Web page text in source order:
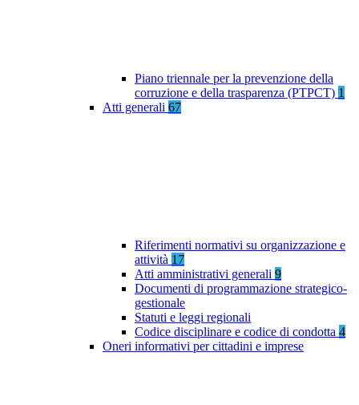
Piano triennale per la prevenzione della
corruzione e della trasparenza (PTPCT) 1
Atti generali 67
Riferimenti normativi su organizzazione e
attività 17
Atti amministrativi generali 9
Documenti di programmazione strategico-
gestionale
Statuti e leggi regionali
Codice disciplinare e codice di condotta 4
Oneri informativi per cittadini e imprese